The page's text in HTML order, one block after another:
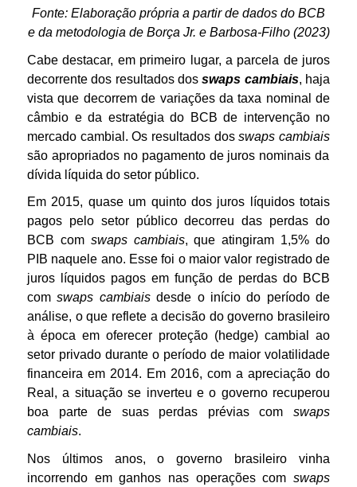
Fonte: Elaboração própria a partir de dados do BCB
e da metodologia de Borça Jr. e Barbosa-Filho (2023)
Cabe destacar, em primeiro lugar, a parcela de juros
decorrente dos resultados dosswaps cambiais, haja
vista que decorrem de variações da taxa nominal de
câmbio e da estratégia do BCB de intervenção no
mercado cambial. Os resultados dosswaps cambiais
são apropriados no pagamento de juros nominais da
dívida líquida do setor público.
Em 2015, quase um quinto dos juros líquidos totais
pagos pelo setor público decorreu das perdas do
BCB com swaps cambiais, que atingiram 1,5% do
PIB naquele ano. Esse foi o maior valor registrado de
juros líquidos pagos em função de perdas do BCB
comswaps cambiaisdesde o início do período de
análise, o que reflete a decisão do governo brasileiro
à época em oferecer proteção (hedge) cambial ao
setor privado durante o período de maior volatilidade
financeira em 2014. Em 2016, com a apreciação do
Real, a situação se inverteu e o governo recuperou
boa parte de suas perdas prévias com swaps
cambiais.
Nos últimos anos, o governo brasileiro vinha
incorrendo em ganhos nas operações com swaps